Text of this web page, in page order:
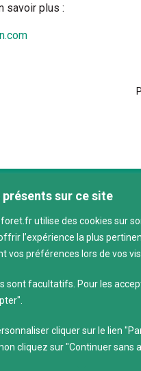
sur ce site
utilise des cookies sur
l’expérience la plus
vos préférences lors de vos
sont facultatifs. Pour les
cliquer sur le lien
cliquez sur "Continuer sans
savoir plus :